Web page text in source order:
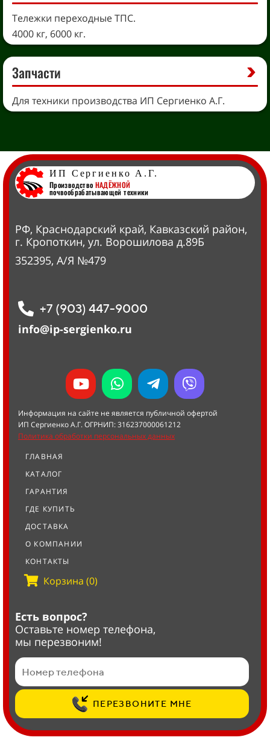
Тележки переходные ТПС.
4000 кг, 6000 кг.
Запчасти
Для техники производства ИП Сергиенко А.Г.
ИП Сергиенко А.Г.
Производство НАДЁЖНОЙ
почвообрабатывающей техники
РФ, Краснодарский край, Кавказский район,
г. Кропоткин, ул. Ворошилова д.89Б
352395, А/Я №479
+7 (903) 447-9000
info@ip-sergienko.ru
Информация на сайте не является публичной офертой
ИП Сергиенко А.Г. ОГРНИП: 316237000061212
Политика обработки персональных данных
ГЛАВНАЯ
КАТАЛОГ
ГАРАНТИЯ
ГДЕ КУПИТЬ
ДОСТАВКА
О КОМПАНИИ
КОНТАКТЫ
Корзина (0)
Есть вопрос?
Оставьте номер телефона,
мы перезвоним!
ПЕРЕЗВОНИТЕ МНЕ